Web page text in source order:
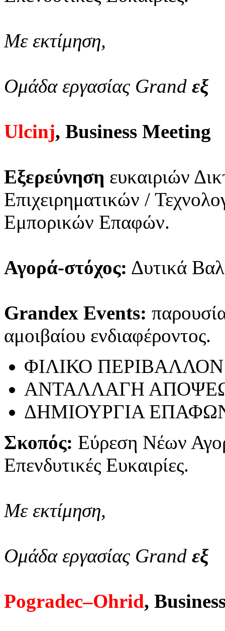
Με εκτίμηση,
Ομάδα εργασίας Grand εξ
Ulcinj, Business Meeting
Εξερεύνηση ευκαιριών
Επιχειρηματικών /
Εμπορικών Επαφών.
Αγορά-στόχος: Δυτικά
Grandex Events:
αμοιβαίου ενδιαφέροντος.
ΦΙΛΙΚΟ ΠΕΡΙΒΑΛΛΟΝ
ΑΝΤΑΛΛΑΓΗ
ΔΗΜΙΟΥΡΓΙΑ
Σκοπός: Εύρεση Νέων
Επενδυτικές Ευκαιρίες.
Με εκτίμηση,
Ομάδα εργασίας Grand εξ
Pogradec–Ohrid,